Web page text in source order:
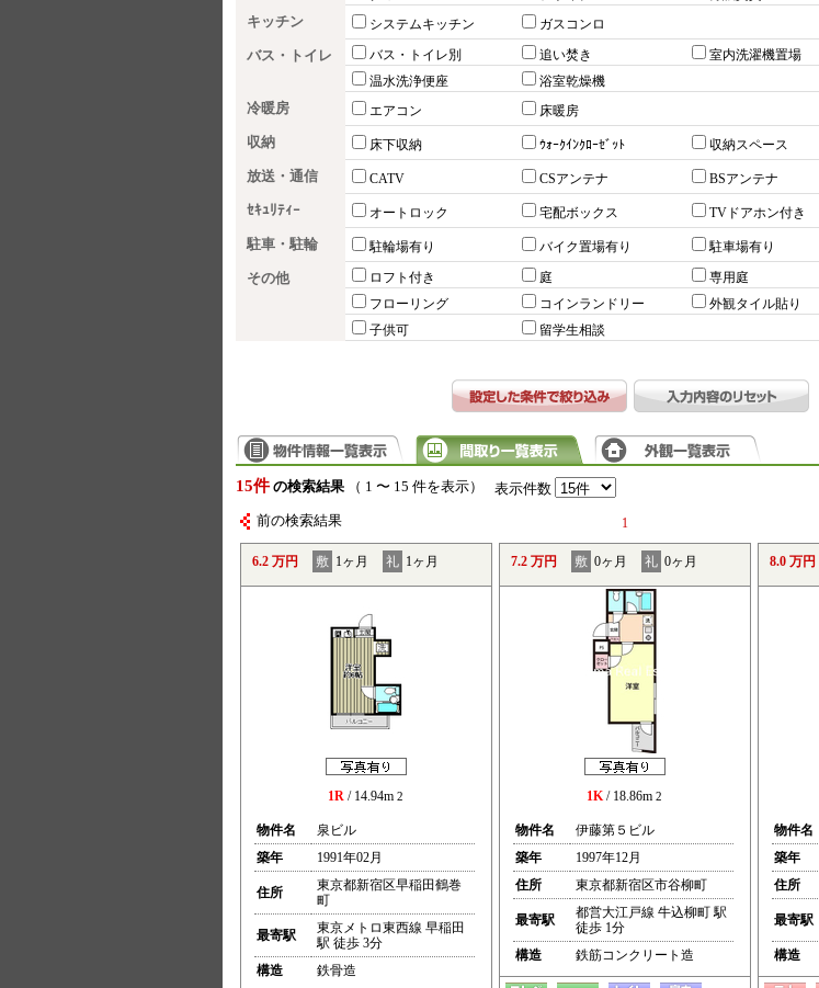
キッチン システムキッチン ガスコンロ
バス・トイレ バス・トイレ別 追い焚き 室内洗濯機置場
温水洗浄便座
浴室乾燥機
冷暖房 エアコン 床暖房
収納 床下収納 ｳｫｰｸｲﾝｸﾛｰｾﾞｯﾄ 収納スペース
放送・通信 CATV CSアンテナ BSアンテナ
ｾｷｭﾘﾃｨｰ オートロック 宅配ボックス TVドアホン付き
駐車・駐輪 駐輪場有り バイク置場有り 駐車場有り
その他 ロフト付き 庭 専用庭
フローリング
コインランドリー 外観タイル貼り
子供可
留学生相談
15件 の検索結果（ 1 〜 15 件を表示） 表示件数
前の検索結果 1
6.2 万円 敷 1ヶ月 礼 1ヶ月
1R / 14.94m 2
物件名
泉ビル
築年
1991年02月
住所
東京都新宿区早稲田鶴巻
町
最寄駅
東京メトロ東西線 早稲田
駅 徒歩 3分
構造
鉄骨造
7.2 万円 敷 0ヶ月 礼 0ヶ月
1K/ 18.86m 2
物件名
伊藤第５ビル
築年
1997年12月
住所
東京都新宿区市谷柳町
最寄駅
都営大江戸線 牛込柳町 駅
徒歩 1分
構造
鉄筋コンクリート造
8.0 万円
物件名
築年
住所
最寄駅
構造